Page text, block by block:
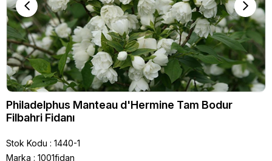
Philadelphus Manteau d'Hermine Tam Bodur
Filbahri Fidanı
Stok Kodu
1440-1
Marka : 1001fidan